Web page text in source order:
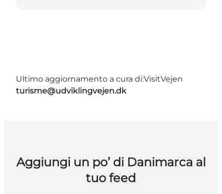
Ultimo aggiornamento a cura di:VisitVejen
turisme@udviklingvejen.dk
Aggiungi un po’ di Danimarca al
tuo feed